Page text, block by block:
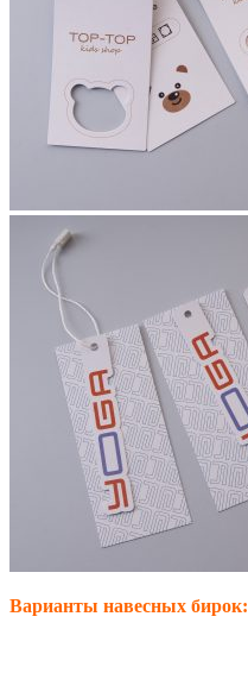
Варианты навесных бирок: